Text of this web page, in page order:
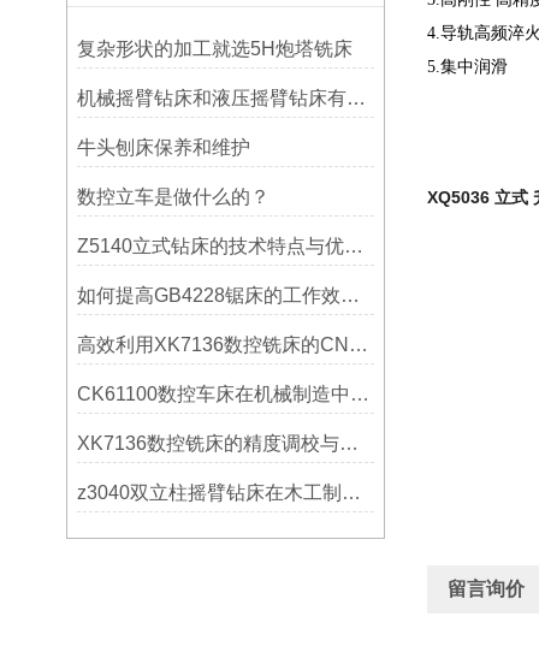
复杂形状的加工就选5H炮塔铣床
机械摇臂钻床和液压摇臂钻床有什么区别
牛头刨床保养和维护
数控立车是做什么的？
Z5140立式钻床的技术特点与优势分析
如何提高GB4228锯床的工作效率？
高效利用XK7136数控铣床的CNC系统？
CK61100数控车床在机械制造中的实际表现
XK7136数控铣床的精度调校与性能优化
z3040双立柱摇臂钻床在木工制作中的应用
4.导轨高频淬
5.集中润滑
XQ5036 立式
留言询价